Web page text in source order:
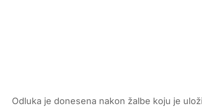
Odluka je donesena nakon žalbe koju je